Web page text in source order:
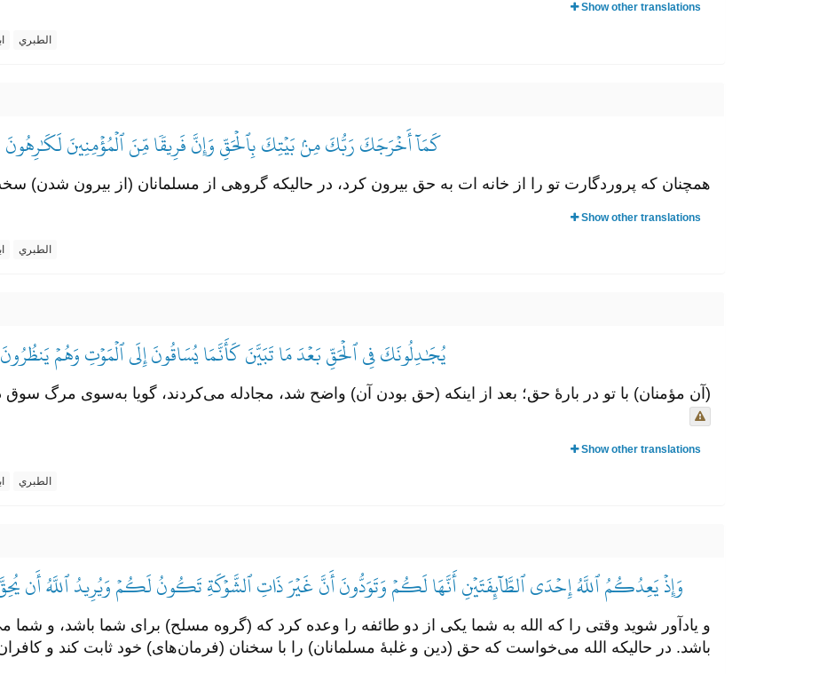
Show other translations
الطبري
كَمَآ أَخۡرَجَكَ رَبُّكَ مِنۢ بَيۡتِكَ بِٱلۡحَقِّ وَإِنَّ فَرِيقٗا مِّنَ ٱلۡمُؤۡمِنِينَ لَكَٰرِهُونَ
همچنان که پروردگارت تو را از خانه ات به حق بیرون کرد، در حالیکه گروهی از مسلمانان (از بیرون شدن)
Show other translations
الطبري
يُجَٰدِلُونَكَ فِي ٱلۡحَقِّ بَعۡدَ مَا تَبَيَّنَ كَأَنَّمَا يُسَاقُونَ إِلَى ٱلۡمَوۡتِ وَهُمۡ يَنظُرُونَ
(آن مؤمنان) با تو در بارۀ حق؛ بعد از اینکه (حق بودن آن) واضح شد، مجادله می‌کردند، گویا به‌سوی مرگ
Show other translations
الطبري
وَإِذۡ يَعِدُكُمُ ٱللَّهُ إِحۡدَى ٱلطَّآئِفَتَيۡنِ أَنَّهَا لَكُمۡ وَتَوَدُّونَ أَنَّ غَيۡرَ ذَاتِ ٱلشَّوۡكَةِ تَكُونُ لَكُمۡ وَيُرِيدُ ٱللَّهُ أَن
و یادآور شوید وقتی را که الله به شما یکی از دو طائفه را وعده کرد که (گروه مسلح) برای شما باشد، و
باشد. در حالیکه الله می‌خواست که حق (دین و غلبۀ مسلمانان) را با سخنان (فرمان‌های) خود ثابت کند و